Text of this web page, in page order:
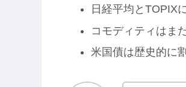
日経平均とTOPIX
コモディティはま
米国債は歴史的に